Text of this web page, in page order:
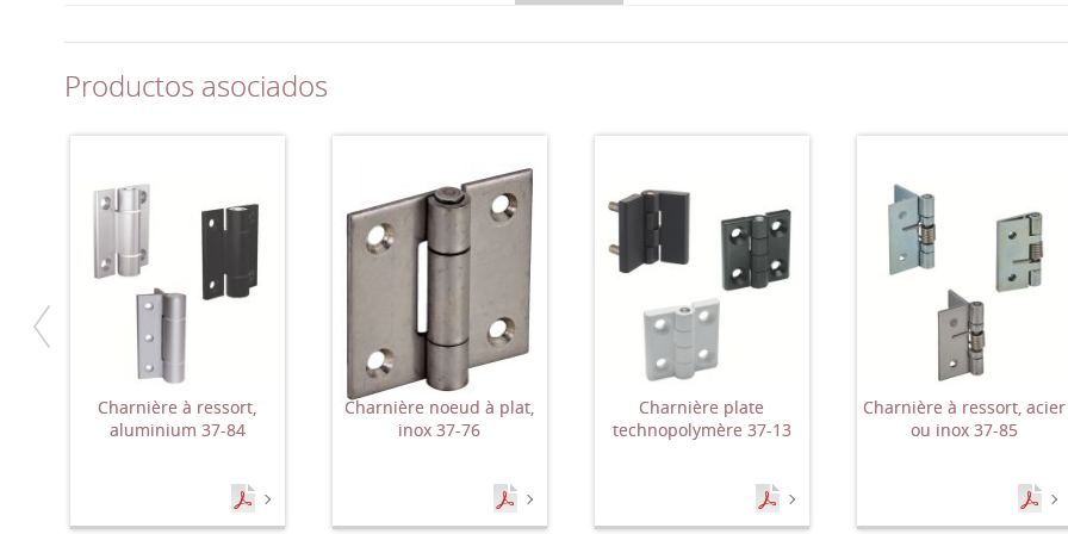
Productos asociados
Charnière à ressort,
aluminium 37-84
Charnière noeud à plat,
inox 37-76
Charnière plate
technopolymère 37-13
Charnière à ressort, acier
ou inox 37-85